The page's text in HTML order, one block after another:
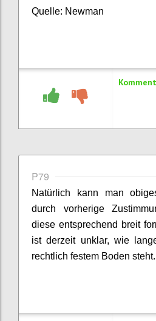
Quelle: Newman
P79
Natürlich kann man
durch vorherige
diese entsprechend breit
ist derzeit unklar, wie
rechtlich festem Boden steht.